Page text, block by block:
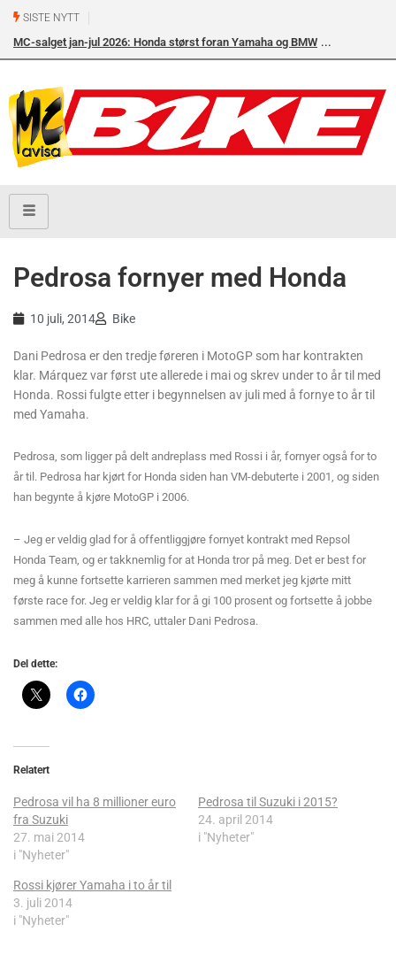
SISTE NYTT
MC-salget jan-jul 2026: Honda størst foran Yamaha og BMW
Pedrosa fornyer med Honda
10 juli, 2014 Bike
Dani Pedrosa er den tredje føreren i MotoGP som har kontrakten
klar. Márquez var først ute allerede i mai og skrev under to år til med
Honda. Rossi fulgte etter i begynnelsen av juli med å fornye to år til
med Yamaha.
Pedrosa, som ligger på delt andreplass med Rossi i år, fornyer også for to
år til. Pedrosa har kjørt for Honda siden han VM-debuterte i 2001, og siden
han begynte å kjøre MotoGP i 2006.
– Jeg er veldig glad for å offentliggjøre fornyet kontrakt med Repsol
Honda Team, og er takknemlig for at Honda tror på meg. Det er best for
meg å kunne fortsette karrieren sammen med merket jeg kjørte mitt
første race for. Jeg er veldig klar for å gi 100 prosent og fortsette å jobbe
sammen med alle hos HRC, uttaler Dani Pedrosa.
Del dette:
Relatert
Pedrosa vil ha 8 millioner euro
fra Suzuki
27. mai 2014
i "Nyheter"
Pedrosa til Suzuki i 2015?
24. april 2014
i "Nyheter"
Rossi kjører Yamaha i to år til
3. juli 2014
i "Nyheter"